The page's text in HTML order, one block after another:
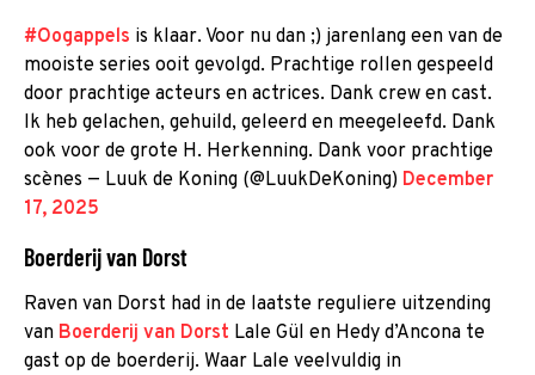
#Oogappels is klaar. Voor nu dan ;) jarenlang een van de
mooiste series ooit gevolgd. Prachtige rollen gespeeld
door prachtige acteurs en actrices. Dank crew en cast.
Ik heb gelachen, gehuild, geleerd en meegeleefd. Dank
ook voor de grote H. Herkenning. Dank voor prachtige
scènes — Luuk de Koning (@LuukDeKoning) December
17, 2025
Boerderij van Dorst
Raven van Dorst had in de laatste reguliere uitzending
van Boerderij van Dorst Lale Gül en Hedy d’Ancona te
gast op de boerderij. Waar Lale veelvuldig in